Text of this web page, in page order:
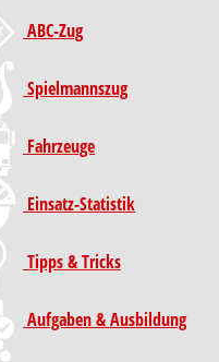
ABC-Zug
Spielmannszug
Fahrzeuge
Einsatz-Statistik
Tipps & Tricks
Aufgaben & Ausbildung